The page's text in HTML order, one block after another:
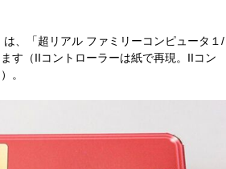
、「超リアル ファミリーコンピュータ１/
す（IIコントローラーは紙で再現。IIコン
。